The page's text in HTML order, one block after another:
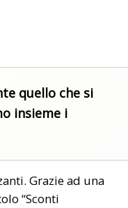
quello che si
insieme i
Grazie ad una
“Sconti